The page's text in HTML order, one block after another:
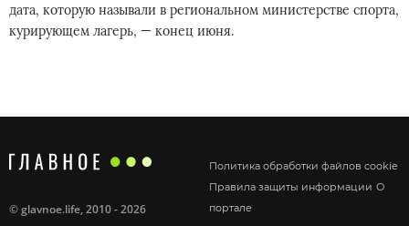
дата, которую называли в региональном министерстве спорта,
курирующем лагерь, — конец июня.
Политика обработки файлов cookie
Правила защиты информации О
портале
©glavnoe.life, 2010 - 2026